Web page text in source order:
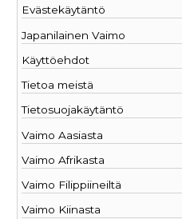
Evästekäytäntö
Japanilainen Vaimo
Käyttöehdot
Tietoa meistä
Tietosuojakäytäntö
Vaimo Aasiasta
Vaimo Afrikasta
Vaimo Filippiineiltä
Vaimo Kiinasta